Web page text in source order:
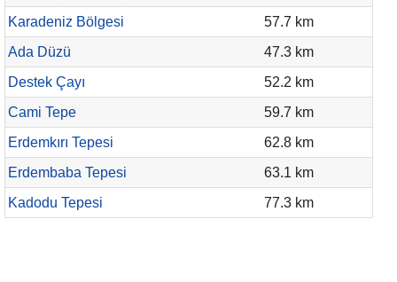
Karadeniz Bölgesi
57.7 km
Ada Düzü
47.3 km
Destek Çayı
52.2 km
Cami Tepe
59.7 km
Erdemkırı Tepesi
62.8 km
Erdembaba Tepesi
63.1 km
Kadodu Tepesi
77.3 km